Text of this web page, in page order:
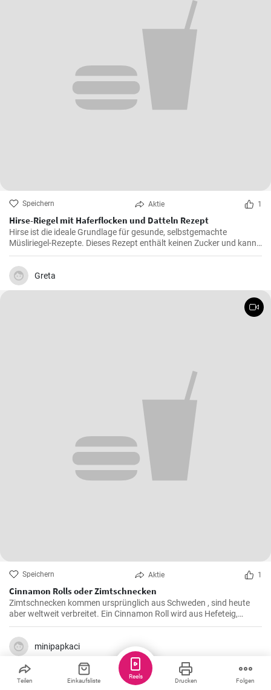
Speichern Aktie 1
Hirse-Riegel mit Haferflocken und Datteln Rezept
Hirse ist die ideale Grundlage für gesunde, selbstgemachte
Müsliriegel-Rezepte. Dieses Rezept enthält keinen Zucker und kann
auch ohne Kakaopulver zubereitet werden.
Greta
Speichern Aktie 1
Cinnamon Rolls oder Zimtschnecken
Zimtschnecken kommen ursprünglich aus Schweden , sind heute
aber weltweit verbreitet. Ein Cinnamon Roll wird aus Hefeteig,
Butter, Zimt und Zucker zubereitet . Ihre Kinder und Kaffeegäste
werden es lieben.
minipapkaci
Teilen Einkaufsliste Drucken Folgen
Reels